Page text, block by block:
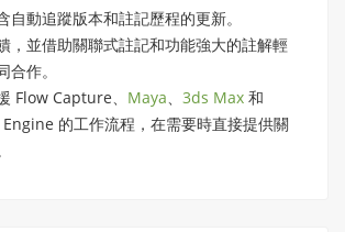
自動追蹤版本和註記歷程的更新。
，並借助關聯式註記和功能強大的註解輕
合作。
Flow Capture、 Maya 3ds Max 和
的工作流程，在需要時直接提供關